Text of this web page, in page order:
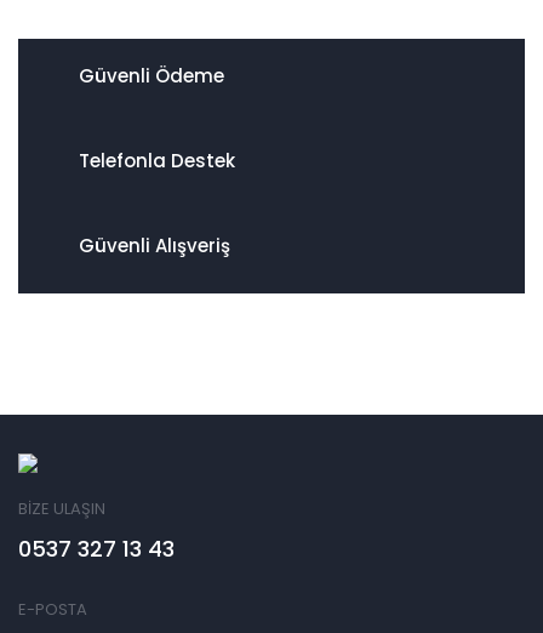
Güvenli Ödeme
Telefonla Destek
Güvenli Alışveriş
BİZE ULAŞIN
0537 327 13 43
E-POSTA